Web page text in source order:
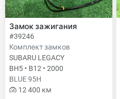
Замок зажигания
#39246
Комплект замков
SUBARU LEGACY
BH5 • B12 • 2000
BLUE 95H
12 400 км